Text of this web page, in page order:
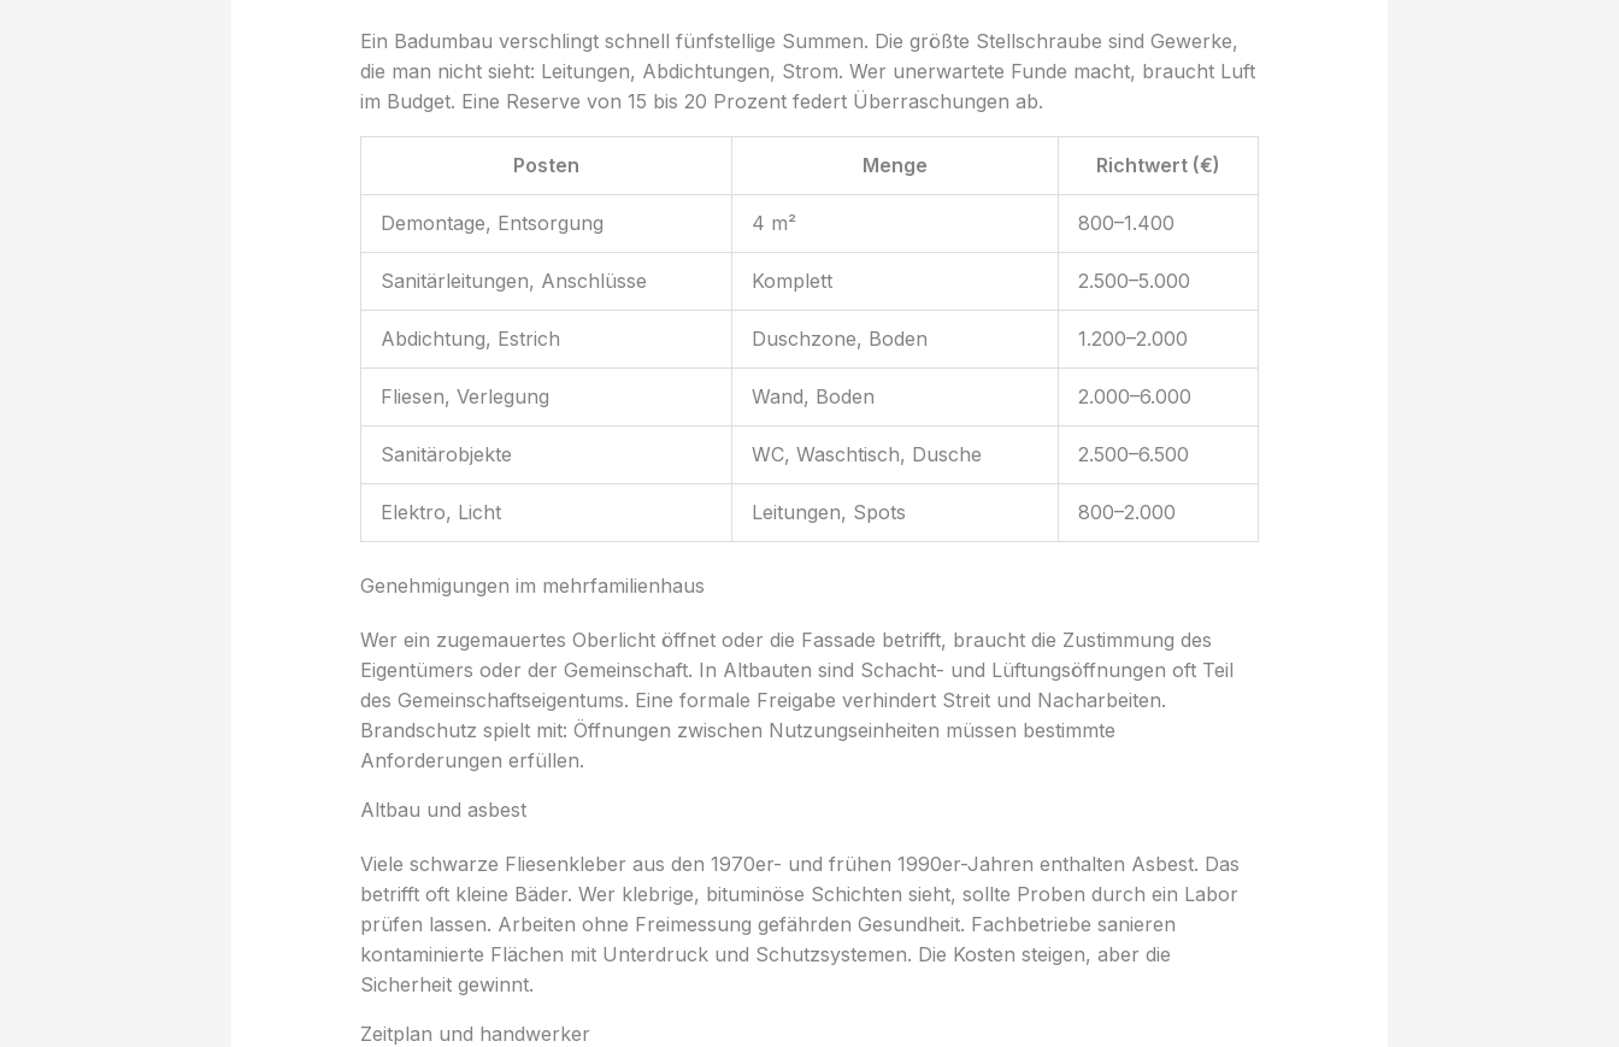
Ein Badumbau verschlingt schnell fünfstellige Summen. Die größte Stellschraube sind Gewerke,
die man nicht sieht: Leitungen, Abdichtungen, Strom. Wer unerwartete Funde macht, braucht Luft
im Budget. Eine Reserve von 15 bis 20 Prozent federt Überraschungen ab.
Posten Menge Richtwert (€)
Demontage, Entsorgung 4 m² 800–1.400
Sanitärleitungen, Anschlüsse Komplett 2.500–5.000
Abdichtung, Estrich Duschzone, Boden 1.200–2.000
Fliesen, Verlegung Wand, Boden 2.000–6.000
Sanitärobjekte WC, Waschtisch, Dusche 2.500–6.500
Elektro, Licht Leitungen, Spots 800–2.000
Genehmigungen im mehrfamilienhaus
Wer ein zugemauertes Oberlicht öffnet oder die Fassade betrifft, braucht die Zustimmung des
Eigentümers oder der Gemeinschaft. In Altbauten sind Schacht- und Lüftungsöffnungen oft Teil
des Gemeinschaftseigentums. Eine formale Freigabe verhindert Streit und Nacharbeiten.
Brandschutz spielt mit: Öffnungen zwischen Nutzungseinheiten müssen bestimmte
Anforderungen erfüllen.
Altbau und asbest
Viele schwarze Fliesenkleber aus den 1970er- und frühen 1990er-Jahren enthalten Asbest. Das
betrifft oft kleine Bäder. Wer klebrige, bituminöse Schichten sieht, sollte Proben durch ein Labor
prüfen lassen. Arbeiten ohne Freimessung gefährden Gesundheit. Fachbetriebe sanieren
kontaminierte Flächen mit Unterdruck und Schutzsystemen. Die Kosten steigen, aber die
Sicherheit gewinnt.
Zeitplan und handwerker